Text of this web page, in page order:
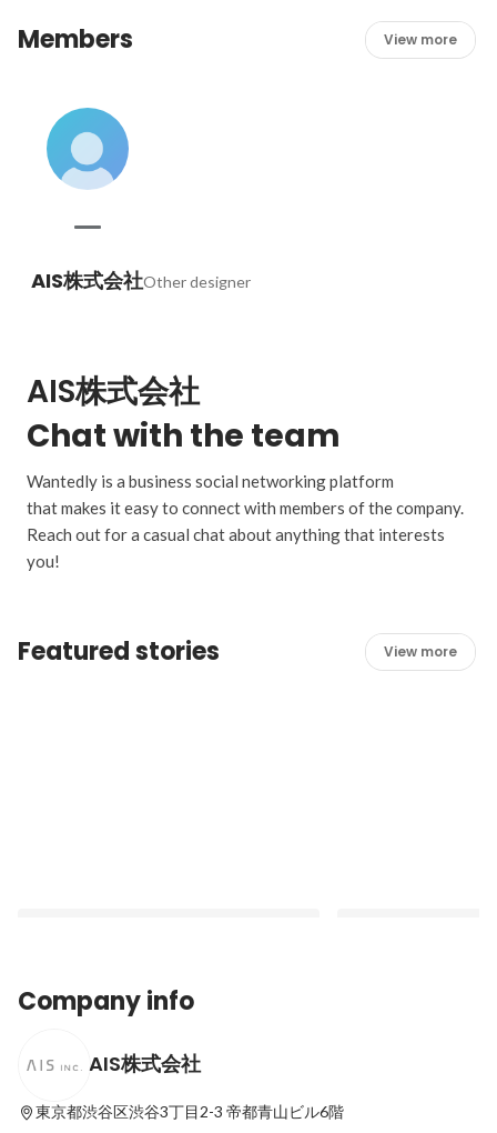
社内の勉強会も定期的に開いていたりします。
Members View more
AIS株式会社Other designer
AIS株式会社
Chat with the team
Wantedly is a business social networking platform
that makes it easy to connect with members of the company.
Reach out for a casual chat about anything that interests
you!
Featured stories View more
AIS株式会社の1日のスケジュール
Company info
AIS株式会社
東京都渋谷区渋谷3丁目2-3 帝都青山ビル6階